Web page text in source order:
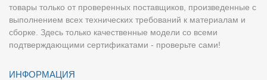
товары только от проверенных поставщиков, произведенные с
выполнением всех технических требований к материалам и
сборке. Здесь только качественные модели со всеми
подтверждающими сертификатами - проверьте сами!
ИНФОРМАЦИЯ